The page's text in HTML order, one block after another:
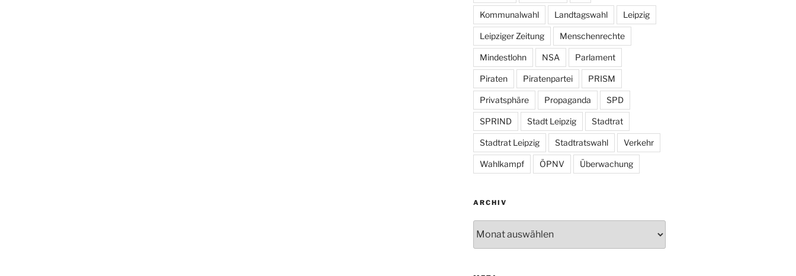
Kommunalwahl Landtagswahl Leipzig
Leipziger Zeitung Menschenrechte
Mindestlohn NSA Parlament
Piraten Piratenpartei PRISM
Privatsphäre Propaganda SPD
SPRIND Stadt Leipzig Stadtrat
Stadtrat Leipzig Stadtratswahl Verkehr
Wahlkampf ÖPNV Überwachung
ARCHIV